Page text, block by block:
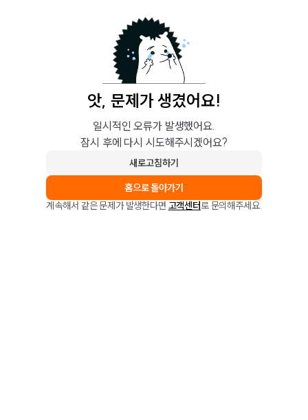
앗, 문제가 생겼어요!
일시적인 오류가 발생했어요.
잠시 후에 다시 시도해주시겠어요?
새로고침하기
홈으로 돌아가기
계속해서 같은 문제가 발생한다면 고객센터로 문의해주세요.